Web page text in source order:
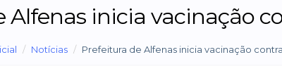
Alfenas inicia vacinação
Notícias Prefeitura de Alfenas inicia vacinação